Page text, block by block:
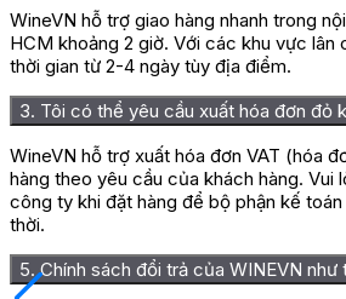
WineVN hỗ trợ giao hàng nhanh trong
HCM khoảng 2 giờ. Với các khu vực lân
thời gian từ 2-4 ngày tùy địa điểm.
3. Tôi có thể yêu cầu xuất hóa đơn đỏ
WineVN hỗ trợ xuất hóa đơn VAT (hóa
hàng theo yêu cầu của khách hàng. Vui
công ty khi đặt hàng để bộ phận kế
thời.
5. Chính sách đổi trả của WINEVN như